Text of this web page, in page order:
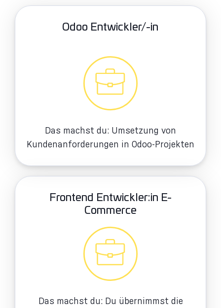
Odoo Entwickler/-in
Das machst du: Umsetzung von
Kundenanforderungen in Odoo-Projekten
Frontend Entwickler:in E-
Commerce
Das machst du: Du übernimmst die